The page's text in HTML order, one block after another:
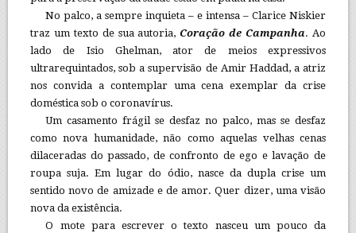
No palco, a sempre inquieta – e intensa – Clarice Niskier
traz um texto de sua autoria,Coração de Campanha. Ao
lado de Isio Ghelman, ator de meios expressivos
ultrarequintados, sob a supervisão de Amir Haddad, a atriz
nos convida a contemplar uma cena exemplar da crise
doméstica sob o coronavírus.
Um casamento frágil se desfaz no palco, mas se desfaz
como nova humanidade, não como aquelas velhas cenas
dilaceradas do passado, de confronto de ego e lavação de
roupa suja. Em lugar do ódio, nasce da dupla crise um
sentido novo de amizade e de amor. Quer dizer, uma visão
nova da existência.
O mote para escrever o texto nasceu um pouco da